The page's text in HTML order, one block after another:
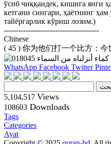
ўсиб чиққандек, кишига янги
кетгани сингари, ҳаётнинг
тайёргарлик кўриш лозим.)
---------------------------------------
Chinese
( 45 ) 你为他们打一个比方：
WhatsApp Facebook Twitter
5,104,517 Views
108603 Downloads
Tags
Categories
Ayat